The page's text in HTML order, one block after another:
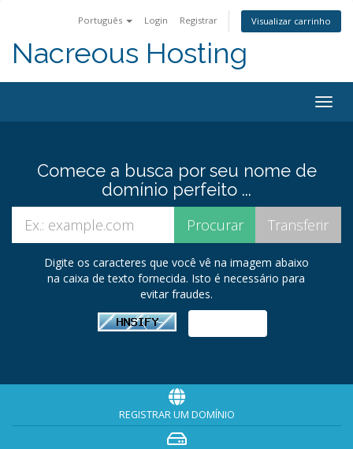
Português Login Registrar Visualizar carrinho
Nacreous Hosting
Comece a busca por seu nome de
domínio perfeito ...
Digite os caracteres que você vê na imagem abaixo
na caixa de texto fornecida. Isto é necessário para
evitar fraudes.
REGISTRAR UM DOMÍNIO